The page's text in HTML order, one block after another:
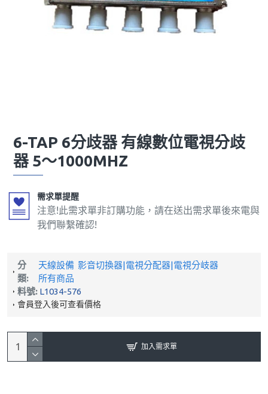
6-TAP 6分歧器 有線數位電視分歧
器 5～1000MHZ
需求單提醒
注意!此需求單非訂購功能，請在送出需求單後來電與
我們聯繫確認!
分
類:
天線設備 影音切換器|電視分配器|電視分岐器
所有商品
料號: L1034-576
會員登入後可查看價格
加入需求單